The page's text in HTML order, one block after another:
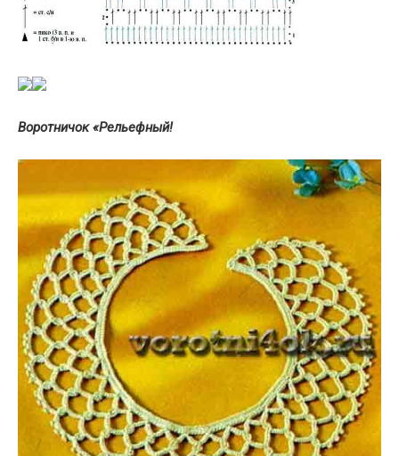
Воротничок «Рельефный!